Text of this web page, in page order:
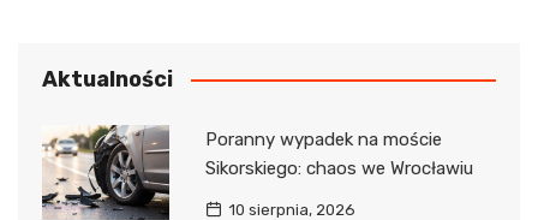
Aktualności
Poranny wypadek na moście
Sikorskiego: chaos we Wrocławiu
10 sierpnia, 2026